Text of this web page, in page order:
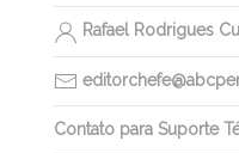
Rafael Rodrigues
Contato para Suporte